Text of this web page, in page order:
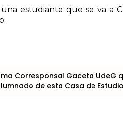
estudiante que se va a
Corresponsal Gaceta
de esta Casa de